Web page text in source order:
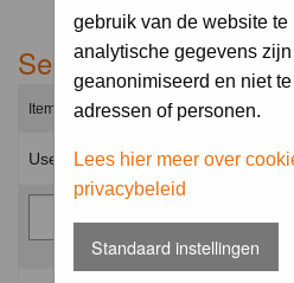
gebruik van de website
analytische gegevens
geanonimiseerd en niet
adressen of personen.
Lees hier meer over
privacybeleid
Standaard instellingen
Send me a new
Items marked with a * are required
Username: *